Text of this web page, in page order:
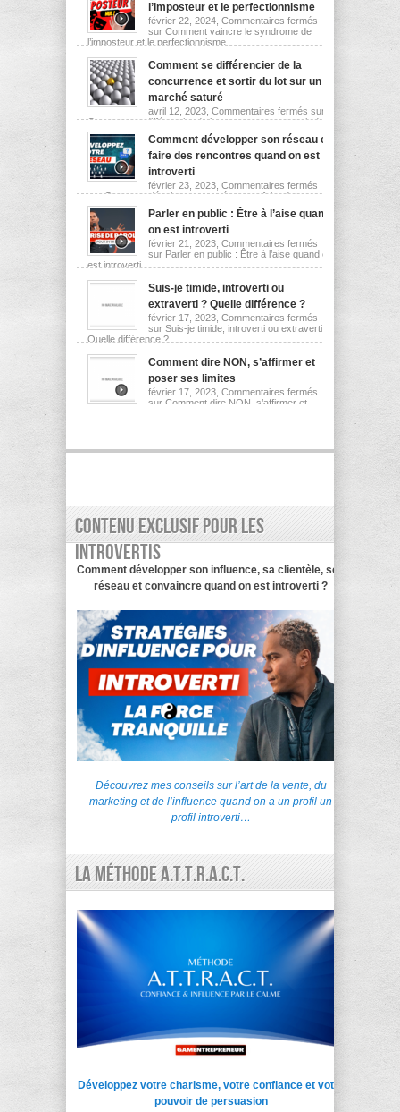
l’imposteur et le perfectionnisme
février 22, 2024, Commentaires fermés
sur Comment vaincre le syndrome de
l’imposteur et le perfectionnisme
Comment se différencier de la
concurrence et sortir du lot sur un
marché saturé
avril 12, 2023, Commentaires fermés sur
Comment se différencier de la concurrence et sortir du
lot sur un marché saturé
Comment développer son réseau et
faire des rencontres quand on est
introverti
février 23, 2023, Commentaires fermés
sur Comment développer son réseau et faire des
rencontres quand on est introverti
Parler en public : Être à l’aise quand
on est introverti
février 21, 2023, Commentaires fermés
sur Parler en public : Être à l’aise quand on
est introverti
Suis-je timide, introverti ou
extraverti ? Quelle différence ?
février 17, 2023, Commentaires fermés
sur Suis-je timide, introverti ou extraverti ?
Quelle différence ?
Comment dire NON, s’affirmer et
poser ses limites
février 17, 2023, Commentaires fermés
sur Comment dire NON, s’affirmer et
Contenu exclusif pour les
introvertis
Comment développer son influence, sa clientèle, son
réseau et convaincre quand on est introverti ?
Découvrez mes conseils sur l’art de la vente, du
marketing et de l’influence quand on a un profil un
profil introverti…
La Méthode A.T.T.R.A.C.T.
Développez votre charisme, votre confiance et votre
pouvoir de persuasion